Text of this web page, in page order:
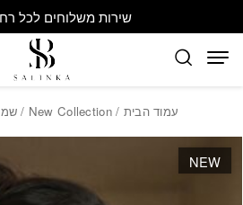
שירות משלוחים לכל
עמוד הבית /
New Collection
/
NEW